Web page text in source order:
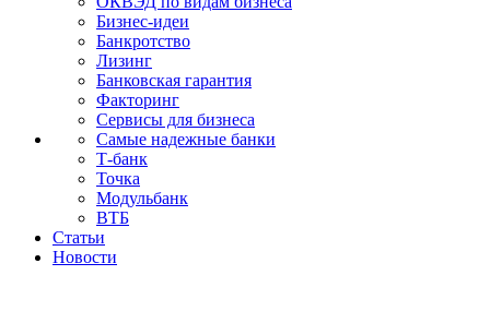
Бизнес-идеи
Банкротство
Лизинг
Банковская гарантия
Факторинг
Сервисы для бизнеса
Самые надежные банки
Т-банк
Точка
Модульбанк
ВТБ
Статьи
Новости